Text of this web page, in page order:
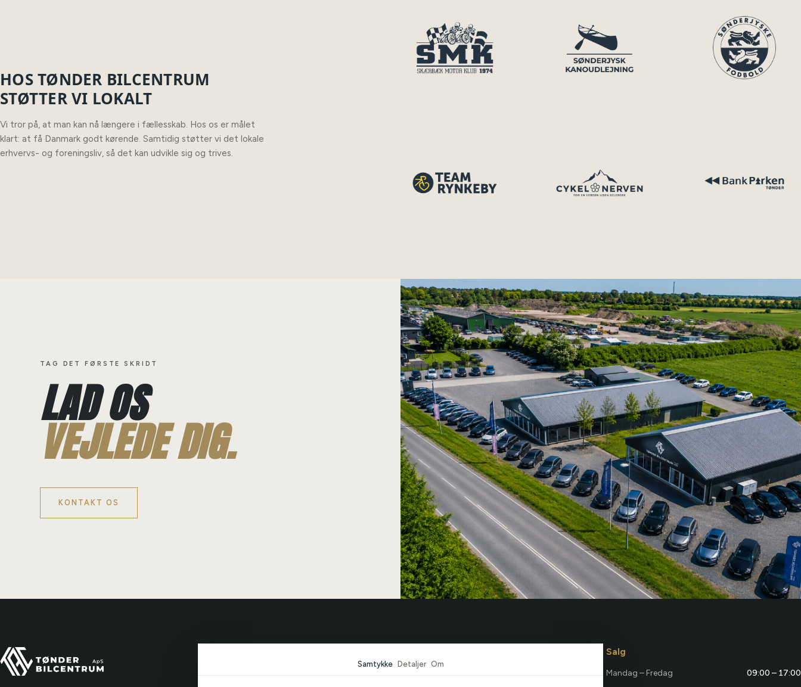
HOS TØNDER BILCENTRUM
STØTTER VI LOKALT
Vi tror på, at man kan nå længere i fællesskab. Hos os er målet
klart: at få Danmark godt kørende. Samtidig støtter vi det lokale
erhvervs- og foreningsliv, så det kan udvikle sig og trives.
TAG DET FØRSTE SKRIDT
LAD OS
VEJLEDE DIG.
KONTAKT OS
Ydelser Se alle biler
Salg
Mandag – Fredag
09:00 – 17:00
Samtykke Detaljer Om